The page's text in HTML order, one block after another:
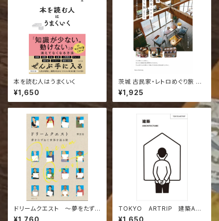
本を読む人はうまくいく
¥1,650
茨城 古民家・レトロめぐり旅 増
補改訂版 こだわりの空間とすて
きなお店へ
¥1,925
ドリームクエスト 〜夢をたず
ねて世界を巡る旅
¥1,760
TOKYO ARTRIP 建築ARC
HITECTURE
¥1,650